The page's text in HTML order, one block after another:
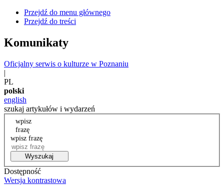
Przejdź do menu głównego
Przejdź do treści
Komunikaty
Oficjalny serwis o kulturze w Poznaniu
|
PL
polski
english
szukaj artykułów i wydarzeń
wpisz
frazę
wpisz frazę
Wyszukaj
Dostępność
Wersja kontrastowa